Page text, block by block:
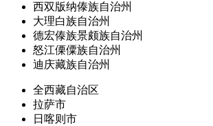
西双版纳傣族自治州
大理白族自治州
德宏傣族景颇族自治州
怒江傈僳族自治州
迪庆藏族自治州
全西藏自治区
拉萨市
日喀则市